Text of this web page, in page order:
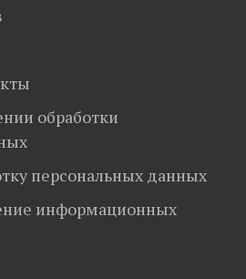
обработки
персональных данных
информационных